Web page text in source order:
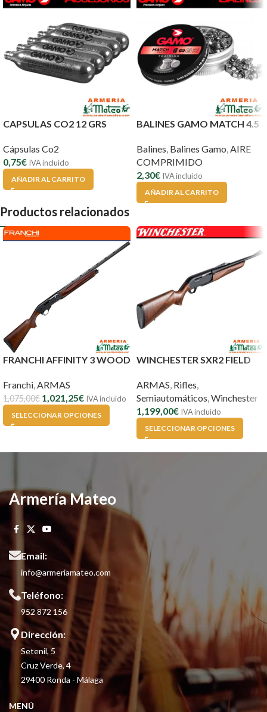
CAPSULAS CO2 12 GRS
Cápsulas Co2
0,75€ IVA incluido
AÑADIR AL CARRITO
BALINES GAMO MATCH 4.5
Balines, Balines Gamo,AIRE
COMPRIMIDO
2,30€ IVA incluido
AÑADIR AL CARRITO
Productos relacionados
FRANCHI AFFINITY 3 WOOD
Franchi,ARMAS
1,075,00€ 1,021,25€ IVA incluido
SELECCIONAR OPCIONES
WINCHESTER SXR2 FIELD
ARMAS, Rifles,
Semiautomáticos,Winchester
1,199,00€ IVA incluido
SELECCIONAR OPCIONES
Armería Mateo
Email:
info@armeriamateo.com
Teléfono:
952 872 156
Dirección:
Setenil, 5
Cruz Verde, 4
29400 Ronda - Málaga
MENÚ